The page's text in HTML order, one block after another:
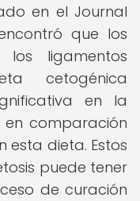
en el Journal
que los
ligamentos
cetogénica
en la
comparación
esta dieta. Estos
puede tener
de curación